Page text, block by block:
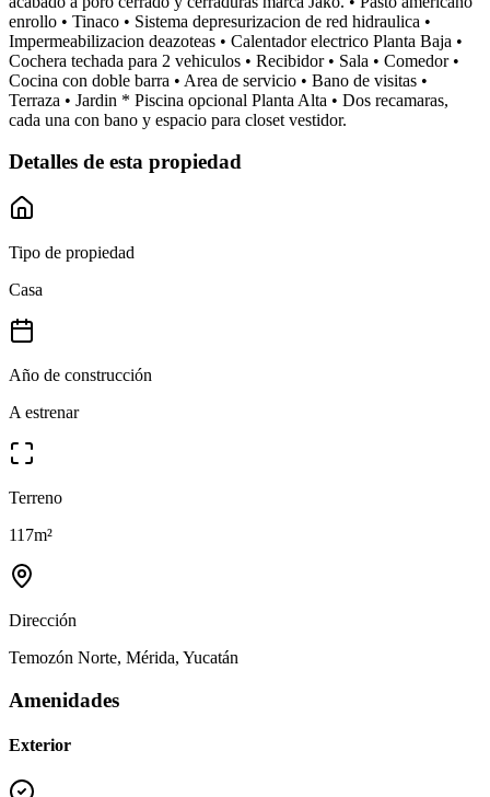
enrollo • Tinaco • Sistema depresurizacion de red hidraulica •
Impermeabilizacion deazoteas • Calentador electrico Planta Baja •
Cochera techada para 2 vehiculos • Recibidor • Sala • Comedor •
Cocina con doble barra • Area de servicio • Bano de visitas •
Terraza • Jardin * Piscina opcional Planta Alta • Dos recamaras,
cada una con bano y espacio para closet vestidor.
Detalles de esta propiedad
Tipo de propiedad
Casa
Año de construcción
A estrenar
Terreno
117m²
Dirección
Temozón Norte, Mérida, Yucatán
Amenidades
Exterior